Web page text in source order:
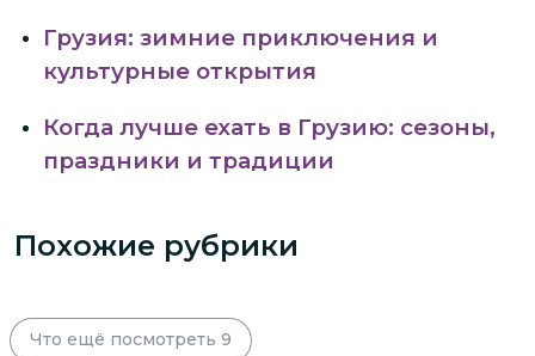
Грузия: зимние приключения и
культурные открытия
Когда лучше ехать в Грузию: сезоны,
праздники и традиции
Похожие рубрики
Что ещё посмотреть 9